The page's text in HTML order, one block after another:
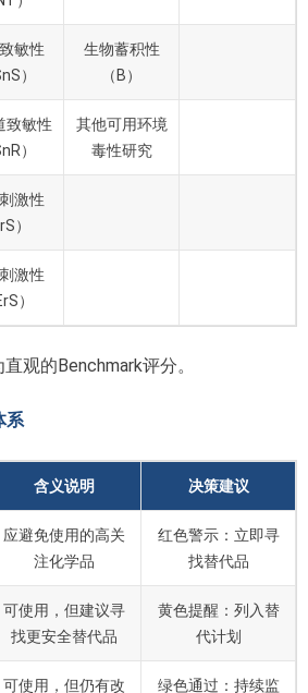
敏性
）
生物蓄积性
（B）
致敏性
）
其他可用环境
毒性研究
激性
）
激性
）
观的Benchmark评分。
系
含义说明 决策建议
应避免使用的高关
注化学品
红色警示：立即寻
找替代品
可使用，但建议寻
找更安全替代品
黄色提醒：列入替
代计划
可使用，但仍有改
绿色通过：持续监